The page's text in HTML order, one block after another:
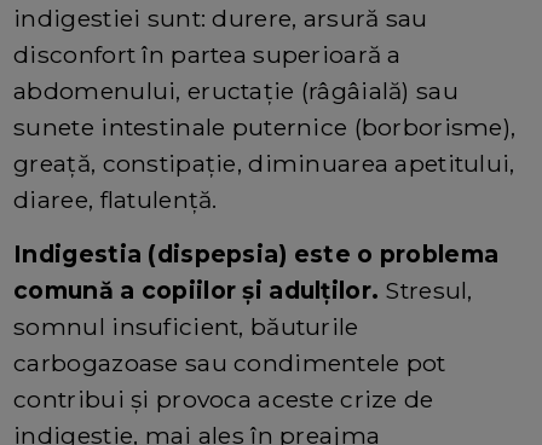
indigestiei sunt: durere, arsură sau
disconfort în partea superioară a
abdomenului, eructaţie (râgâială) sau
sunete intestinale puternice (borborisme),
greaţă, constipaţie, diminuarea apetitului,
diaree, flatulenţă.
Indigestia (dispepsia) este o problema
comună a copiilor și adulților. Stresul,
somnul insuficient, băuturile
carbogazoase sau condimentele pot
contribui și provoca aceste crize de
indigestie, mai ales în preajma